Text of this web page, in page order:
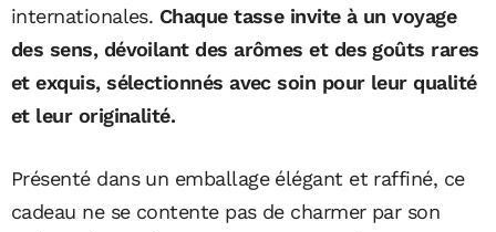
internationales. Chaque tasse invite à un voyage
des sens, dévoilant des arômes et des goûts rares
et exquis, sélectionnés avec soin pour leur qualité
et leur originalité.
Présenté dans un emballage élégant et raffiné, ce
cadeau ne se contente pas de charmer par son